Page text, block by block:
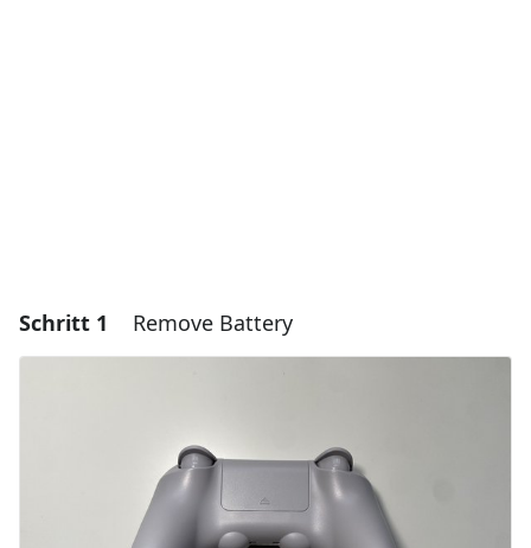
Schritt 1 Remove Battery